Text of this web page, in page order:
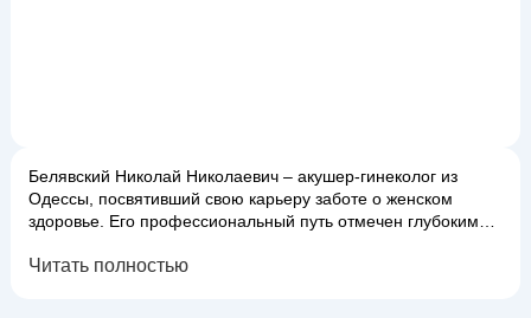
Белявский Николай Николаевич – акушер-гинеколог из
Одессы, посвятивший свою карьеру заботе о женском
здоровье. Его профессиональный путь отмечен глубокими
родов и послеродового периода. Доктор Белявский
Читать полностью